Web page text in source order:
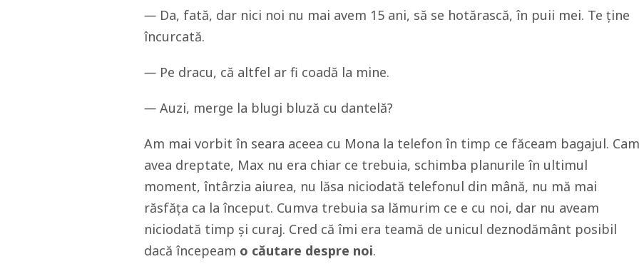
— Da, fată, dar nici noi nu mai avem 15 ani, să se hotărască, în puii mei. Te ține
încurcată.
— Pe dracu, că altfel ar fi coadă la mine.
— Auzi, merge la blugi bluză cu dantelă?
Am mai vorbit în seara aceea cu Mona la telefon în timp ce făceam bagajul. Cam
avea dreptate, Max nu era chiar ce trebuia, schimba planurile în ultimul
moment, întârzia aiurea, nu lăsa niciodată telefonul din mână, nu mă mai
răsfăța ca la început. Cumva trebuia sa lămurim ce e cu noi, dar nu aveam
niciodată timp și curaj. Cred că îmi era teamă de unicul deznodământ posibil
dacă începeam o căutare despre noi.